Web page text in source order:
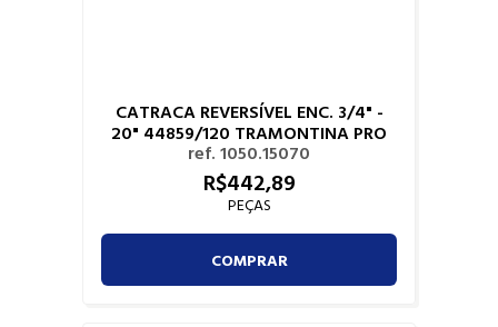
CATRACA REVERSÍVEL ENC. 3/4" -
20" 44859/120 TRAMONTINA PRO
ref. 1050.15070
R$442,89
PEÇAS
COMPRAR